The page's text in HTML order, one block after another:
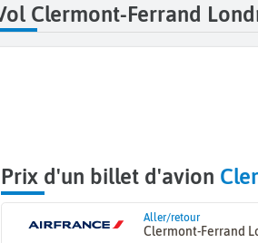
Clermont-Ferrand
Prix d'un billet d'avion
Aller/retour
Clermont-Ferrand